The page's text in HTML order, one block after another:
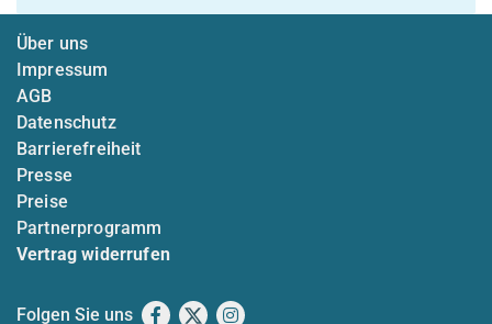
Über uns
Impressum
AGB
Datenschutz
Barrierefreiheit
Presse
Preise
Partnerprogramm
Vertrag widerrufen
Folgen Sie uns Facebook
X Instagram